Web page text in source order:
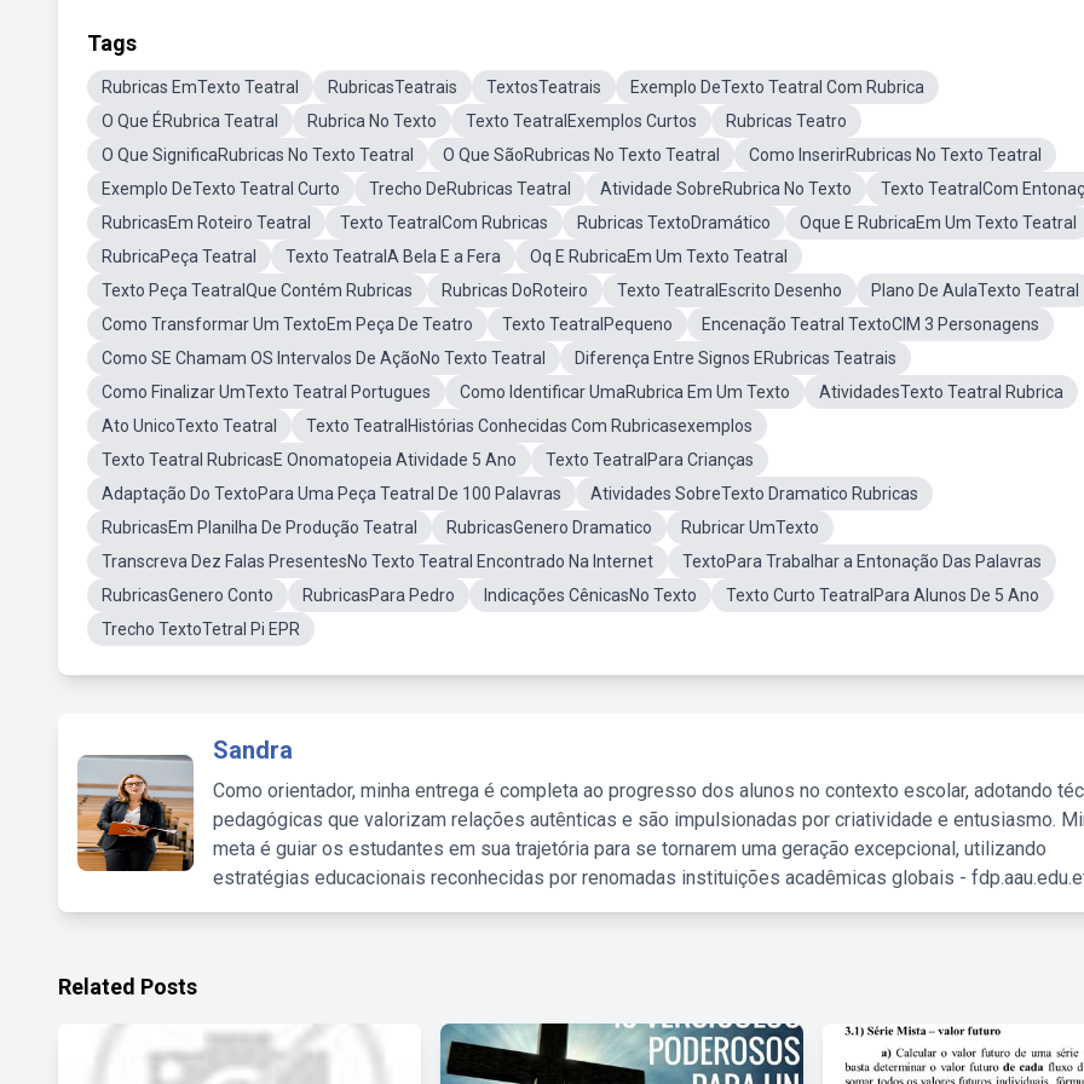
Tags
Rubricas EmTexto Teatral RubricasTeatrais TextosTeatrais
Exemplo DeTexto Teatral Com Rubrica
O Que ÉRubrica Teatral
Rubrica No Texto Texto TeatralExemplos Curtos
Rubricas Teatro
O Que SignificaRubricas No Texto Teatral
O Que SãoRubricas No Texto Teatral
Como InserirRubricas No Texto Teatral
Exemplo DeTexto Teatral Curto
Trecho DeRubricas Teatral Atividade SobreRubrica No Texto
Texto TeatralCom
RubricasEm Roteiro Teatral
Texto TeatralCom Rubricas Rubricas TextoDramático
Oque E RubricaEm Um Texto Teatral
RubricaPeça Teatral
Texto TeatralA Bela E a Fera
Oq E RubricaEm Um Texto Teatral
Texto Peça TeatralQue Contém Rubricas
Rubricas DoRoteiro Texto TeatralEscrito Desenho
Plano De AulaTexto Teatral
Como Transformar Um TextoEm Peça De Teatro
Texto TeatralPequeno
Encenação Teatral TextoCIM 3 Personagens
Como SE Chamam OS Intervalos De AçãoNo Texto Teatral
Diferença Entre Signos ERubricas Teatrais
Como Finalizar UmTexto Teatral Portugues
Como Identificar UmaRubrica Em Um Texto
AtividadesTexto Teatral Rubrica
Ato UnicoTexto Teatral
Texto TeatralHistórias Conhecidas Com Rubricasexemplos
Texto Teatral RubricasE Onomatopeia Atividade 5 Ano
Texto TeatralPara Crianças
Adaptação Do TextoPara Uma Peça Teatral De 100 Palavras
Atividades SobreTexto Dramatico Rubricas
RubricasEm Planilha De Produção Teatral
RubricasGenero Dramatico
Rubricar UmTexto
Transcreva Dez Falas PresentesNo Texto Teatral Encontrado Na Internet
TextoPara Trabalhar a Entonação Das Palavras
RubricasGenero Conto
RubricasPara Pedro Indicações CênicasNo Texto
Texto Curto TeatralPara Alunos De 5 Ano
Trecho TextoTetral Pi EPR
Sandra
Como orientador, minha entrega é completa ao progresso dos alunos no contexto escolar, adotando
pedagógicas que valorizam relações autênticas e são impulsionadas por criatividade e entusiasmo.
meta é guiar os estudantes em sua trajetória para se tornarem uma geração excepcional, utilizando
estratégias educacionais reconhecidas por renomadas instituições acadêmicas globais -
Related Posts